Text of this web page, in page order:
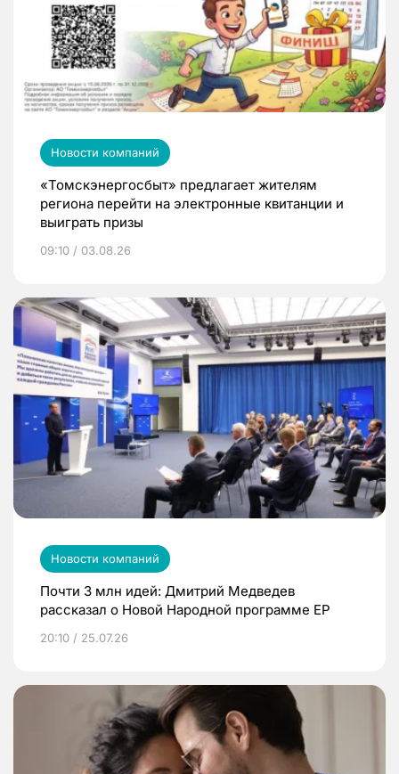
Новости компаний
«Томскэнергосбыт» предлагает жителям
региона перейти на электронные квитанции и
выиграть призы
09:10 / 03.08.26
Новости компаний
Почти 3 млн идей: Дмитрий Медведев
рассказал о Новой Народной программе ЕР
20:10 / 25.07.26